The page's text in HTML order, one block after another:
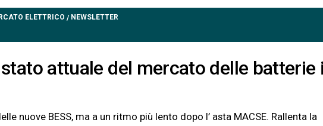
ELETTRICO / NEWSLETTER
stato attuale del mercato delle batterie
nuove BESS, ma a un ritmo più lento dopo l’ asta MACSE. Rallenta la